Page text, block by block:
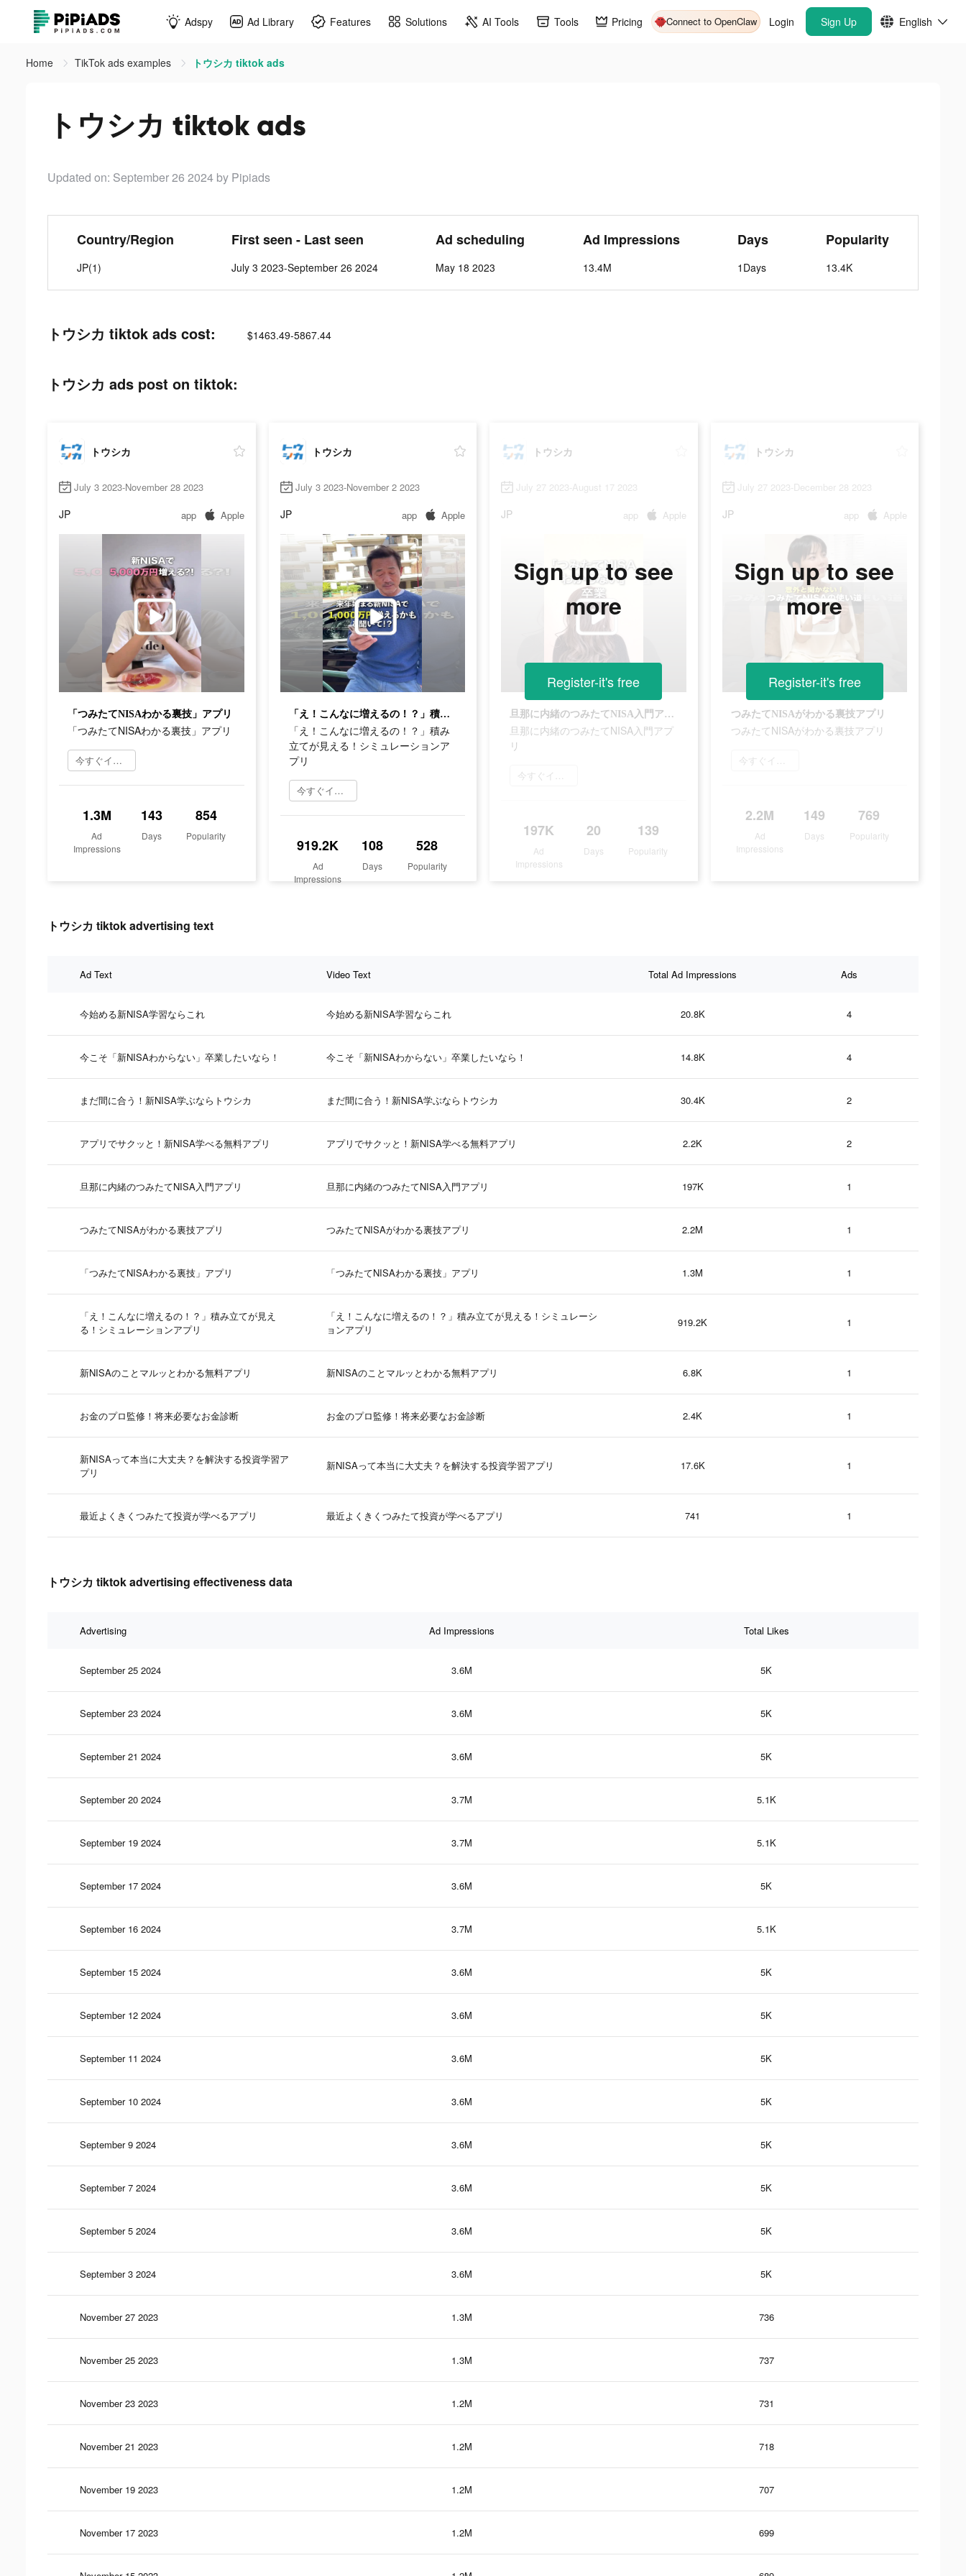
Adspy Ad Library Features Solutions AI Tools Tools Pricing Connect to OpenClaw Login Sign Up English
Home TikTok ads examples トウシカ tiktok ads
トウシカ tiktok ads
Updated on: September 26 2024 by Pipiads
Country/Region
JP(1)
First seen - Last seen
July 3 2023-September 26 2024
Ad scheduling
May 18 2023
Ad Impressions
13.4M
Days
1Days
Popularity
13.4K
トウシカ tiktok ads cost: $1463.49-5867.44
トウシカ ads post on tiktok:
トウシカ
July 3 2023-November 28 2023
JP app Apple
「つみたてNISAわかる裏技」アプリ
「つみたてNISAわかる裏技」アプリ
今すぐインストール
1.3M
Ad
Impressions
143
Days
854
Popularity
トウシカ
July 3 2023-November 2 2023
JP app Apple
「え！こんなに増えるの！？」積み立てが見える！シミュレーションアプリ
「え！こんなに増えるの！？」積み
立てが見える！シミュレーションア
プリ
今すぐインストール
919.2K
Ad
Impressions
108
Days
528
Popularity
トウシカ
July 27 2023-August 17 2023
JP app Apple
旦那に内緒のつみたてNISA入門アプリ
旦那に内緒のつみたてNISA入門アプ
リ
今すぐインストール
197K
Ad
Impressions
20
Days
139
Popularity
Sign up to see
more
Register-it's free
トウシカ
July 27 2023-December 28 2023
JP app Apple
つみたてNISAがわかる裏技アプリ
つみたてNISAがわかる裏技アプリ
今すぐインストール
2.2M
Ad
Impressions
149
Days
769
Popularity
Sign up to see
more
Register-it's free
トウシカ tiktok advertising text
Ad Text Video Text Total Ad Impressions Ads
今始める新NISA学習ならこれ 今始める新NISA学習ならこれ 20.8K 4
今こそ「新NISAわからない」卒業したいなら！ 今こそ「新NISAわからない」卒業したいなら！ 14.8K 4
まだ間に合う！新NISA学ぶならトウシカ まだ間に合う！新NISA学ぶならトウシカ 30.4K 2
アプリでサクッと！新NISA学べる無料アプリ アプリでサクッと！新NISA学べる無料アプリ 2.2K 2
旦那に内緒のつみたてNISA入門アプリ 旦那に内緒のつみたてNISA入門アプリ 197K 1
つみたてNISAがわかる裏技アプリ つみたてNISAがわかる裏技アプリ 2.2M 1
「つみたてNISAわかる裏技」アプリ 「つみたてNISAわかる裏技」アプリ 1.3M 1
「え！こんなに増えるの！？」積み立てが見え
る！シミュレーションアプリ
「え！こんなに増えるの！？」積み立てが見える！シミュレーシ
ョンアプリ
919.2K 1
新NISAのことマルッとわかる無料アプリ 新NISAのことマルッとわかる無料アプリ 6.8K 1
お金のプロ監修！将来必要なお金診断 お金のプロ監修！将来必要なお金診断 2.4K 1
新NISAって本当に大丈夫？を解決する投資学習ア
プリ
新NISAって本当に大丈夫？を解決する投資学習アプリ 17.6K 1
最近よくきくつみたて投資が学べるアプリ 最近よくきくつみたて投資が学べるアプリ 741 1
トウシカ tiktok advertising effectiveness data
Advertising Ad Impressions Total Likes
September 25 2024 3.6M 5K
September 23 2024 3.6M 5K
September 21 2024 3.6M 5K
September 20 2024 3.7M 5.1K
September 19 2024 3.7M 5.1K
September 17 2024 3.6M 5K
September 16 2024 3.7M 5.1K
September 15 2024 3.6M 5K
September 12 2024 3.6M 5K
September 11 2024 3.6M 5K
September 10 2024 3.6M 5K
September 9 2024 3.6M 5K
September 7 2024 3.6M 5K
September 5 2024 3.6M 5K
September 3 2024 3.6M 5K
November 27 2023 1.3M 736
November 25 2023 1.3M 737
November 23 2023 1.2M 731
November 21 2023 1.2M 718
November 19 2023 1.2M 707
November 17 2023 1.2M 699